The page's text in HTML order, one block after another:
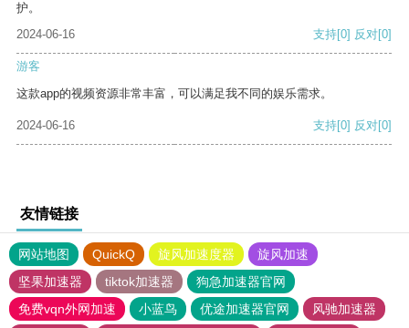
护。
2024-06-16
支持[0] 反对[0]
游客
这款app的视频资源非常丰富，可以满足我不同的娱乐需求。
2024-06-16 支持[0] 反对[0]
友情链接
网站地图 QuickQ 旋风加速度器
旋风加速
坚果加速器
tiktok加速器
狗急加速器官网
免费vqn外网加速
小蓝鸟 优途加速器官网
风驰加速器